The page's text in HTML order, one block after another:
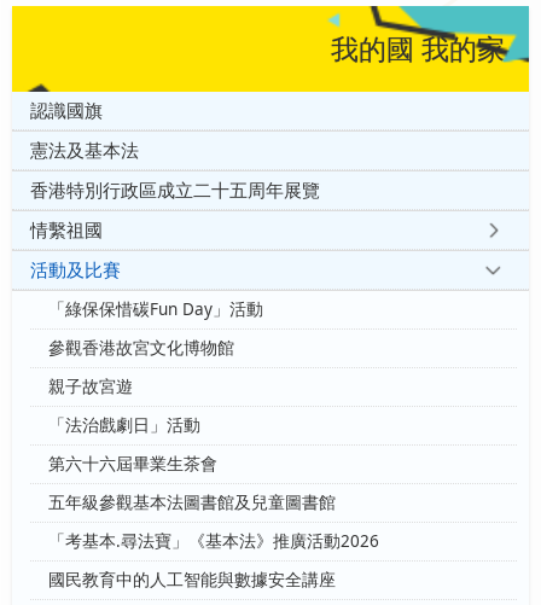
我的國 我的家
認識國旗
憲法及基本法
香港特別行政區成立二十五周年展覽
情繫祖國
活動及比賽
「綠保保惜碳Fun Day」活動
參觀香港故宮文化博物館
親子故宮遊
「法治戲劇日」活動
第六十六屆畢業生茶會
五年級參觀基本法圖書館及兒童圖書館
「考基本.尋法寶」《基本法》推廣活動2026
國民教育中的人工智能與數據安全講座